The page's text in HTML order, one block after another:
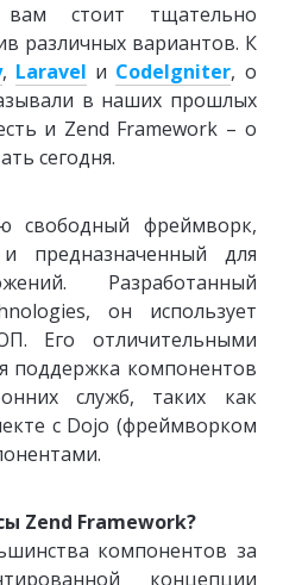
стоит тщательно
различных вариантов. К
, Laravel и CodeIgniter, о
в наших прошлых
и Zend Framework – о
сегодня.
свободный фреймворк,
предназначенный для
Разработанный
он использует
Его отличительными
поддержка компонентов
служб, таких как
с Dojo (фреймворком
Zend Framework?
компонентов за
концепции